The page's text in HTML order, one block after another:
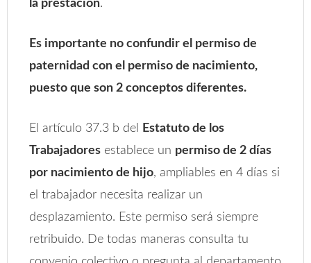
la prestación.
Es importante no confundir el permiso de
paternidad con el permiso de nacimiento,
puesto que son 2 conceptos diferentes.
El artículo 37.3 b del
Estatuto de los
Trabajadores establece un permiso de 2 días
por nacimiento de hijo, ampliables en 4 días si
el trabajador necesita realizar un
desplazamiento. Este permiso será siempre
retribuido. De todas maneras consulta tu